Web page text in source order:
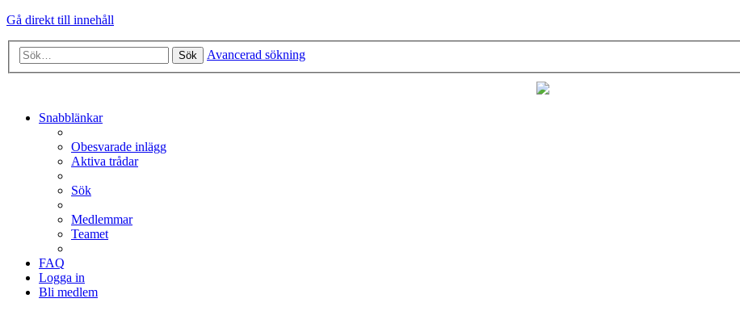
Gå direkt till innehåll
Sök Avancerad sökning
Snabblänkar
Obesvarade inlägg
Aktiva trådar
Sök
Medlemmar
Teamet
FAQ
Logga in
Bli medlem